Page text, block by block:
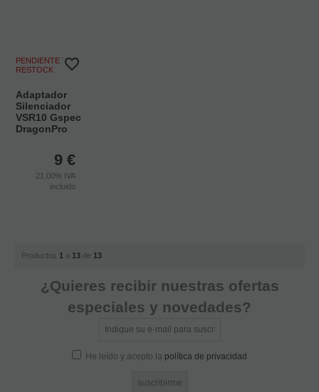
PENDIENTE DE
RESTOCK
Adaptador
Silenciador
VSR10 Gspec
DragonPro
9 €
21.00% IVA
incluido
Productos 1 a 13 de 13
¿Quieres recibir nuestras ofertas
especiales y novedades?
He leído y acepto la política de privacidad